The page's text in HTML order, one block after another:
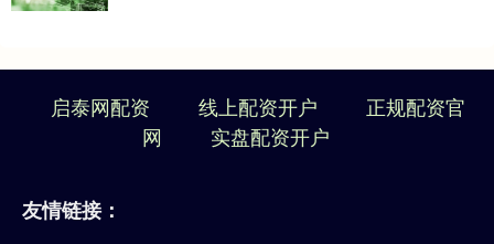
启泰网配资 线上配资开户
正规配资官
网
实盘配资开户
友情链接：